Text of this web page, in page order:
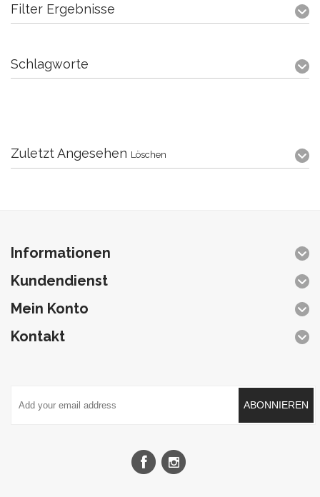
Filter Ergebnisse
Schlagworte
Zuletzt Angesehen Löschen
Informationen
Kundendienst
Mein Konto
Kontakt
ABONNIEREN